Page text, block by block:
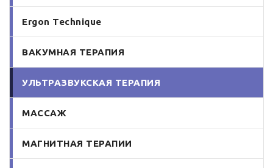
Ergon Technique
ВАКУМНАЯ ТЕРАПИЯ
УЛЬТРАЗВУКСКАЯ ТЕРАПИЯ
МАССАЖ
МАГНИТНАЯ ТЕРАПИИ